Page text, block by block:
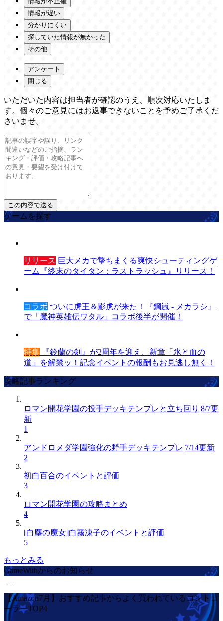
情報が遅い
分かりにくい
探していた情報が無かった
その他
アンケート
閉じる
いただいた内容は担当者が確認のうえ、順次対応いたしま
す。個々のご意見にはお返事できないことを予めご了承くだ
さいませ。
ゲームを探す
リリース 巨大メカで撃ちまくる爽快シューティングゲ
ーム『終末のタイタン：ラストラッシュ』リリース！
コラボ ついに虎王＆影虎が来た！『鋼嵐 - メカラシ』
で「魔神英雄伝ワタル」コラボ後半が開催！
特集 『鈴蘭の剣』が2周年を迎え、新章「氷と血の
道」を解禁ッ！記念イベントの報酬もお見逃し無く！
攻略記事ランキング
ロマン開花学園の投手デッキテンプレと立ち回り|8/7更
新
1
アンドロメダ学園強化の野手デッキテンプレ|7/14更新
2
初白百合のイベントと評価
3
ロマン開花学園の攻略まとめ
4
[白塵の魔女]白霧凍子のイベントと評価
5
もっとみる
GameWithからのお知らせ
【Amazon7月】おすすめ記事からよく買われているコントロ
ーラーTOP4